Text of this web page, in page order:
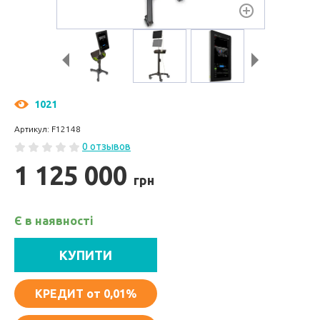
1021
Артикул: F12148
0 отзывов
1 125 000 грн
Є в наявності
КУПИТИ
КРЕДИТ от 0,01%